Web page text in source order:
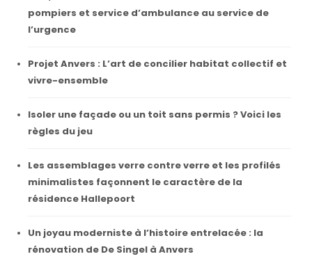
pompiers et service d’ambulance au service de
l’urgence
Projet Anvers : L’art de concilier habitat collectif et
vivre-ensemble
Isoler une façade ou un toit sans permis ? Voici les
règles du jeu
Les assemblages verre contre verre et les profilés
minimalistes façonnent le caractère de la
résidence Hallepoort
Un joyau moderniste à l’histoire entrelacée : la
rénovation de De Singel à Anvers